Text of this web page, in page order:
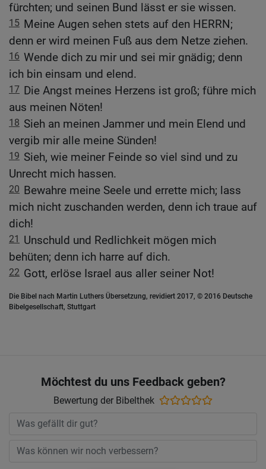
fürchten; und seinen Bund lässt er sie wissen.
15 Meine Augen sehen stets auf den HERRN;
denn er wird meinen Fuß aus dem Netze ziehen.
16 Wende dich zu mir und sei mir gnädig; denn
ich bin einsam und elend.
17 Die Angst meines Herzens ist groß; führe mich
aus meinen Nöten!
18 Sieh an meinen Jammer und mein Elend und
vergib mir alle meine Sünden!
19 Sieh, wie meiner Feinde so viel sind und zu
Unrecht mich hassen.
20 Bewahre meine Seele und errette mich; lass
mich nicht zuschanden werden, denn ich traue auf
dich!
21
Unschuld und Redlichkeit mögen mich
behüten; denn ich harre auf dich.
22 Gott, erlöse Israel aus aller seiner Not!
Die Bibel nach Martin Luthers Übersetzung, revidiert 2017, © 2016 Deutsche
Bibelgesellschaft, Stuttgart
Möchtest du uns Feedback geben?
Bewertung der Bibelthek